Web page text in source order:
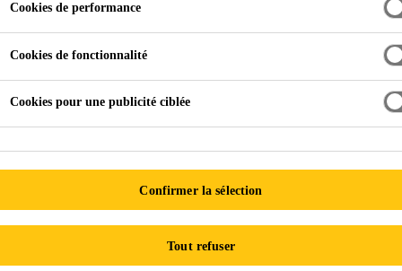
Trouver un
de service d’outils électriques établis pour la
PowerCure. Ces partenaires sont
réparé selon nos instructions. Choisissez
Cookies de performance
Cookies de fonctionnalité
Cookies pour une publicité ciblée
Confirmer la sélection
Tout refuser